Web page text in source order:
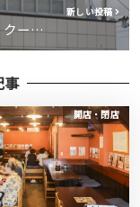
新しい投稿
クー…
事
開店・閉店